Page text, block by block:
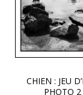
CHIEN : JEU
PHOTO